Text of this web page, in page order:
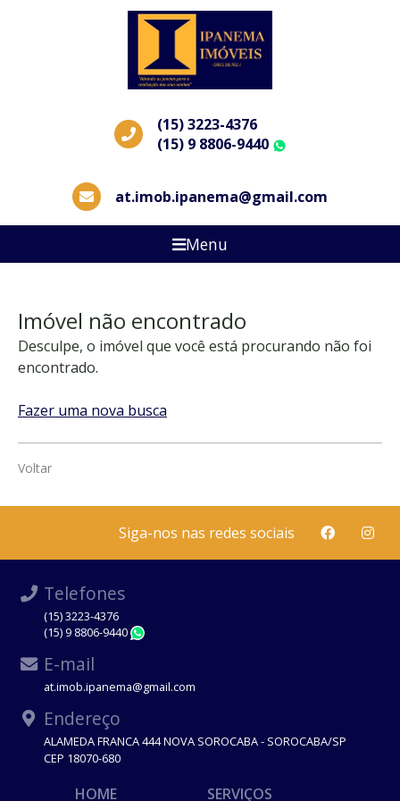
(15) 3223-4376
(15) 9 8806-9440
at.imob.ipanema@gmail.com
Menu
Imóvel não encontrado
Desculpe, o imóvel que você está procurando não foi
encontrado.
Fazer uma nova busca
Voltar
Siga-nos nas redes sociais
Telefones
(15) 3223-4376
(15) 9 8806-9440
E-mail
at.imob.ipanema@gmail.com
Endereço
ALAMEDA FRANCA 444 NOVA SOROCABA - SOROCABA/SP
CEP 18070-680
HOME SERVIÇOS